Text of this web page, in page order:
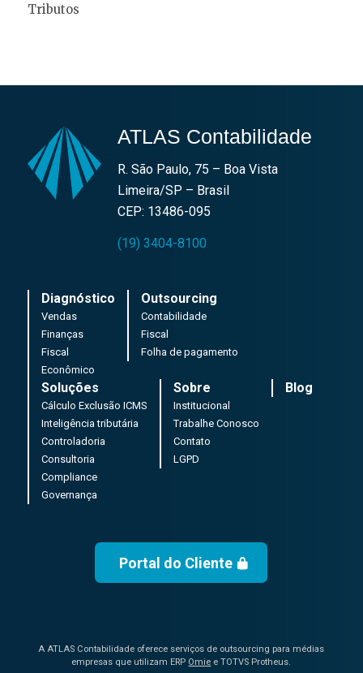
Tributos
ATLAS Contabilidade
R. São Paulo, 75 – Boa Vista
Limeira/SP – Brasil
CEP: 13486-095
(19) 3404-8100
Diagnóstico
Vendas
Finanças
Fiscal
Econômico
Outsourcing
Contabilidade
Fiscal
Folha de pagamento
Soluções
Cálculo Exclusão ICMS
Inteligência tributária
Controladoria
Consultoria
Compliance
Governança
Sobre
Institucional
Trabalhe Conosco
Contato
LGPD
Blog
Portal do Cliente
A ATLAS Contabilidade oferece serviços de outsourcing para médias
empresas que utilizam ERP Omie e TOTVS Protheus.